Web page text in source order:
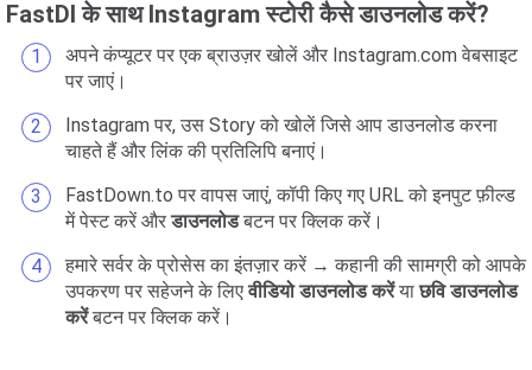
FastDl के साथ Instagram स्टोरी कैसे डाउनलोड करें?
अपने कंप्यूटर पर एक ब्राउज़र खोलें और Instagram.com वेबसाइट
पर जाएं।
Instagram पर, उस Story को खोलें जिसे आप डाउनलोड करना
चाहते हैं और लिंक की प्रतिलिपि बनाएं।
FastDown.to पर वापस जाएं, कॉपी किए गए URL को इनपुट फ़ील्ड
में पेस्ट करें औरडाउनलोडबटन पर क्लिक करें।
हमारे सर्वर के प्रोसेस का इंतज़ार करें → कहानी की सामग्री को आपके
उपकरण पर सहेजने के लिएवीडियो डाउनलोड करेंयाछवि डाउनलोड
करेंबटन पर क्लिक करें।